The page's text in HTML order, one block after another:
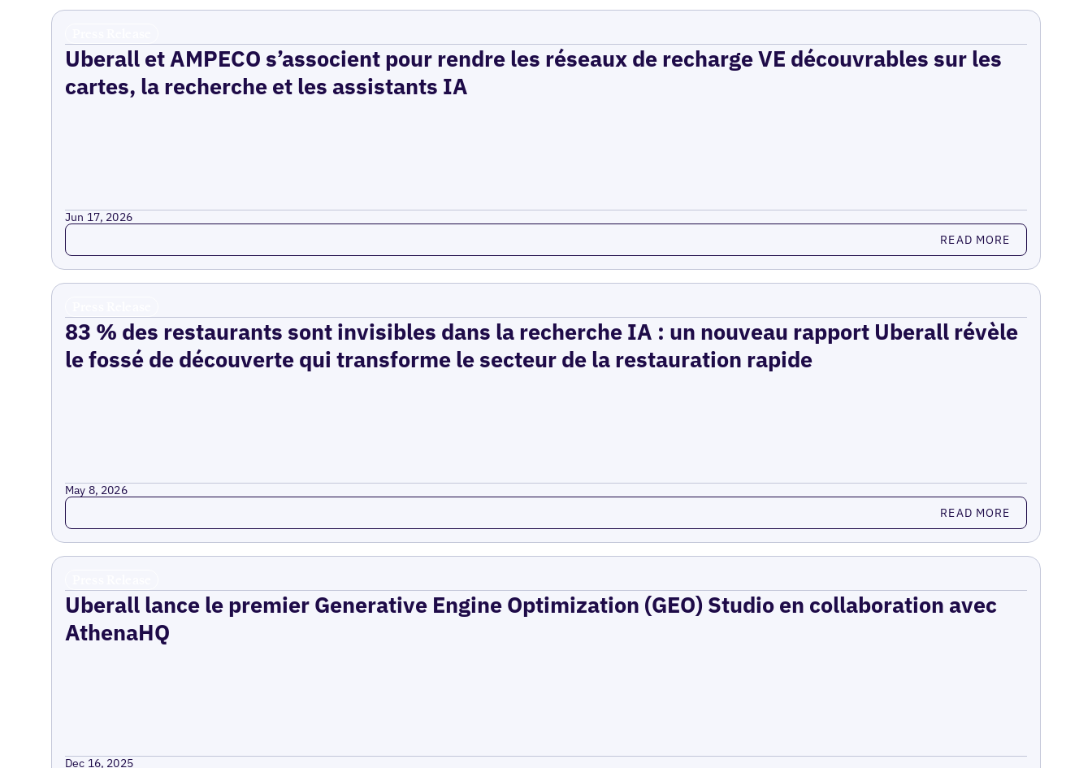
Uberall et AMPECO s’associent pour rendre les réseaux de recharge VE découvrables sur les
cartes, la recherche et les assistants IA
Jun 17, 2026
Read more READ MORE
83 % des restaurants sont invisibles dans la recherche IA : un nouveau rapport Uberall révèle
le fossé de découverte qui transforme le secteur de la restauration rapide
May 8, 2026
Read more READ MORE
Uberall lance le premier Generative Engine Optimization (GEO) Studio en collaboration avec
AthenaHQ
Dec 16, 2025